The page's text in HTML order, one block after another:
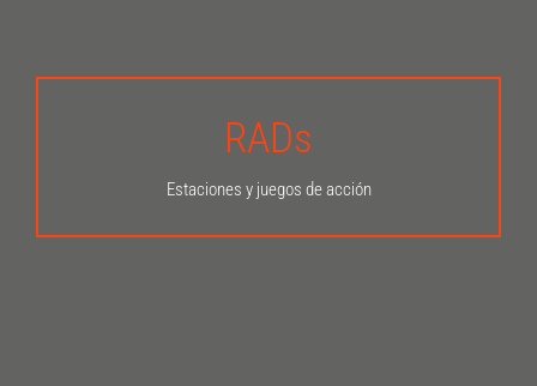
RADs
Estaciones y juegos de acción